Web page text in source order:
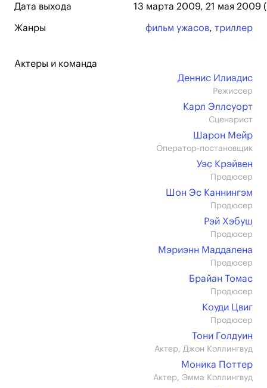
Дата выхода 13 марта 2009, 21 мая 2009
Жанры фильм ужасов, триллер
Актеры и команда
Деннис Илиадис
Режиссер
Карл Эллсуорт
Сценарист
Шарон Мейр
Оператор-постановщик
Уэс Крэйвен
Продюсер
Шон Эс Каннингэм
Продюсер
Рэй Хэбуш
Продюсер
Мэриэнн Маддалена
Продюсер
Брайан Томас
Продюсер
Коуди Цвиг
Продюсер
Тони Голдуин
Актер, Джон Коллингвуд
Моника Поттер
Актер, Эмма Коллингвуд